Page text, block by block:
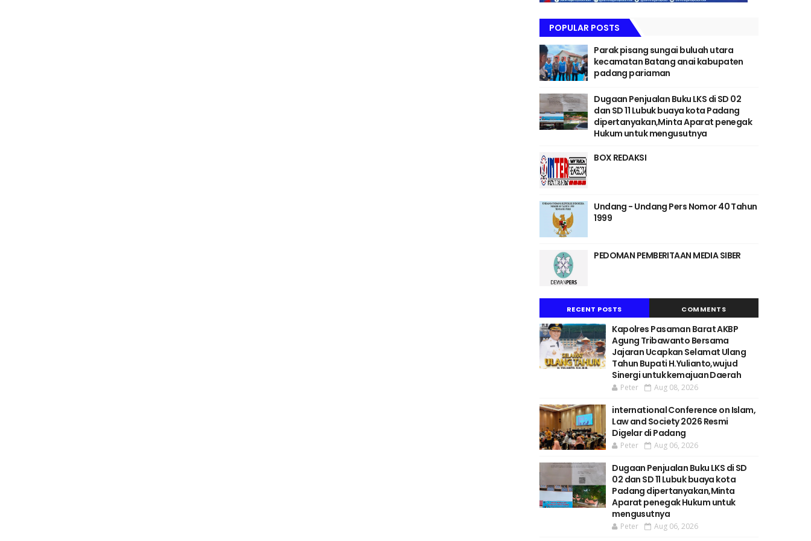
POPULAR POSTS
Parak pisang sungai buluah utara
kecamatan Batang anai kabupaten
padang pariaman
Dugaan Penjualan Buku LKS di SD 02
dan SD 11 Lubuk buaya kota Padang
dipertanyakan,Minta Aparat penegak
Hukum untuk mengusutnya
BOX REDAKSI
Undang - Undang Pers Nomor 40 Tahun
1999
PEDOMAN PEMBERITAAN MEDIA SIBER
RECENT POSTS COMMENTS
Kapolres Pasaman Barat AKBP
Agung Tribawanto Bersama
Jajaran Ucapkan Selamat Ulang
Tahun Bupati H.Yulianto,wujud
Sinergi untuk kemajuan Daerah
Peter Aug 08, 2026
international Conference on Islam,
Law and Society 2026 Resmi
Digelar di Padang
Peter Aug 06, 2026
Dugaan Penjualan Buku LKS di SD
02 dan SD 11 Lubuk buaya kota
Padang dipertanyakan,Minta
Aparat penegak Hukum untuk
mengusutnya
Peter Aug 06, 2026